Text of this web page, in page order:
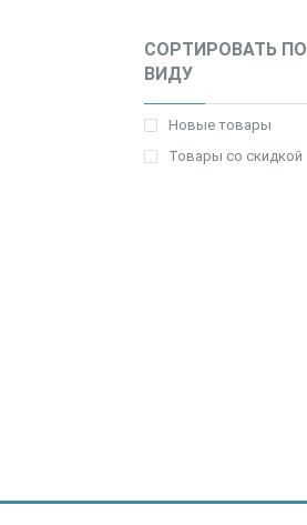
СОРТИРОВАТЬ ПО
ВИДУ
Новые товары
Товары со скидкой